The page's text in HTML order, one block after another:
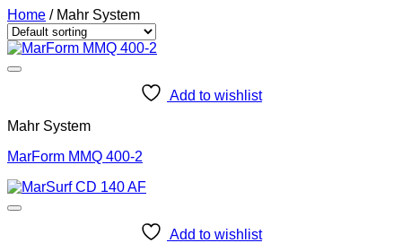
Home /Mahr System
Add to wishlist
Mahr System
MarForm MMQ 400-2
Add to wishlist